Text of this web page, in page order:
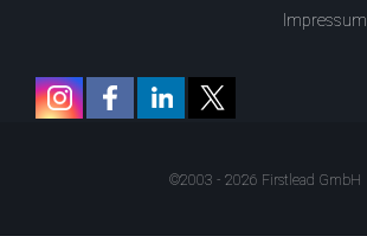
Impressum
©2003 - 2026 Firstlead GmbH